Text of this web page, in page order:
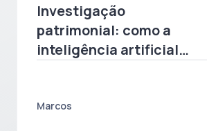
Investigação
patrimonial: como a
inteligência artificial
Marcos